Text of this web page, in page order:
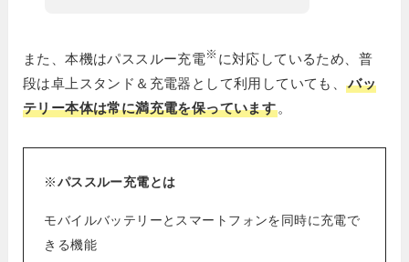
また、本機はパススルー充電※ に対応しているため、普
段は卓上スタンド＆充電器として利用していても、バッ
テリー本体は常に満充電を保っています。
※ パススルー充電とは
モバイルバッテリーとスマートフォンを同時に充電で
きる機能